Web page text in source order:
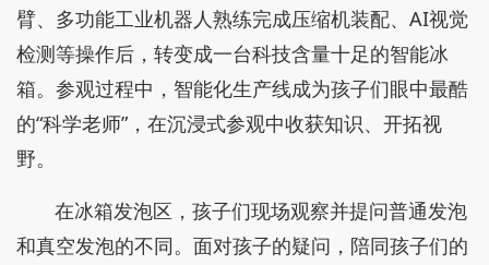
臂、多功能工业机器人熟练完成压缩机装配、AI视觉
检测等操作后，转变成一台科技含量十足的智能冰
箱。参观过程中，智能化生产线成为孩子们眼中最酷
的“科学老师”，在沉浸式参观中收获知识、开拓视
野。
在冰箱发泡区，孩子们现场观察并提问普通发泡
和真空发泡的不同。面对孩子的疑问，陪同孩子们的